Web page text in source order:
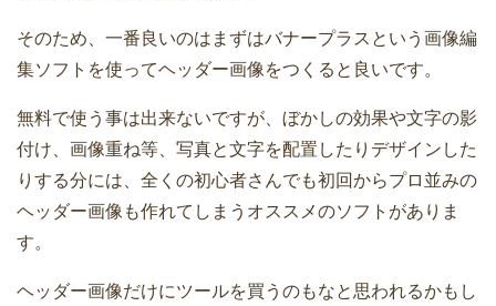
そのため、一番良いのはまずはバナープラスという画像編
集ソフトを使ってヘッダー画像をつくると良いです。
無料で使う事は出来ないですが、ぼかしの効果や文字の影
付け、画像重ね等、写真と文字を配置したりデザインした
りする分には、全くの初心者さんでも初回からプロ並みの
ヘッダー画像も作れてしまうオススメのソフトがありま
す。
ヘッダー画像だけにツールを買うのもなと思われるかもし